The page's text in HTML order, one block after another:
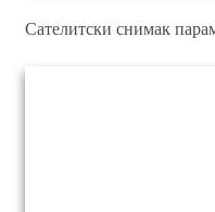
Сателитски снимак